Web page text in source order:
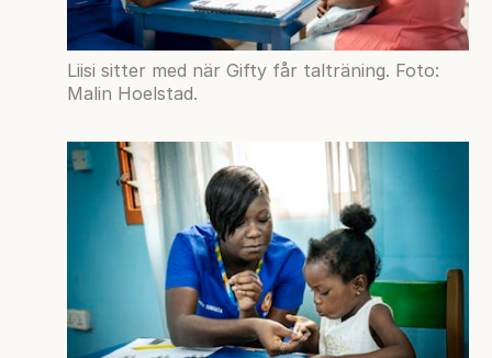
Liisi sitter med när Gifty får talträning. Foto:
Malin Hoelstad.